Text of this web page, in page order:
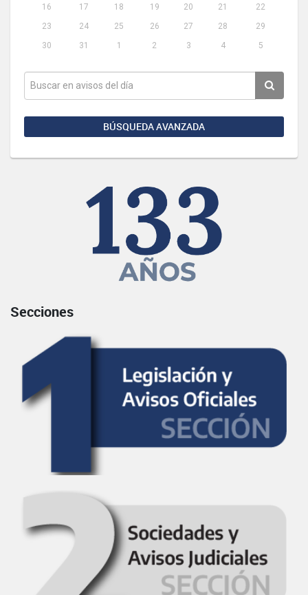
16
17 18 19 20 21
22
23
24 25 26 27 28
29
30
31 1 2 3 4 5
BÚSQUEDA AVANZADA
Secciones